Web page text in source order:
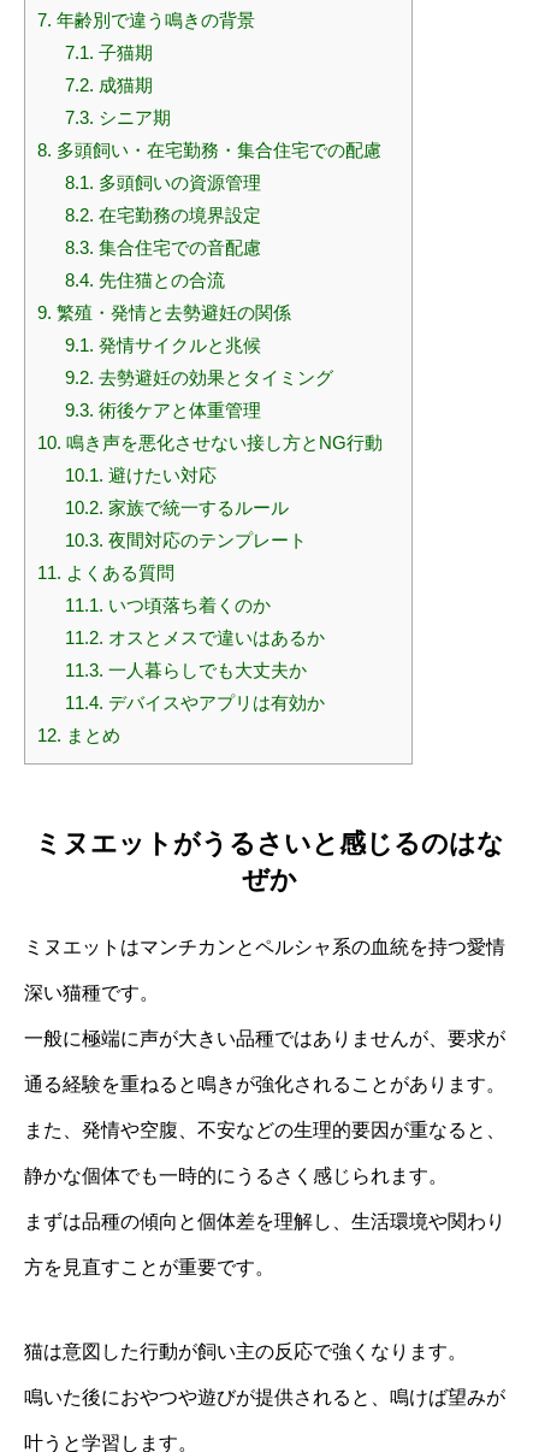
7. 年齢別で違う鳴きの背景
7.1. 子猫期
7.2. 成猫期
7.3. シニア期
8. 多頭飼い・在宅勤務・集合住宅での配慮
8.1. 多頭飼いの資源管理
8.2. 在宅勤務の境界設定
8.3. 集合住宅での音配慮
8.4. 先住猫との合流
9. 繁殖・発情と去勢避妊の関係
9.1. 発情サイクルと兆候
9.2. 去勢避妊の効果とタイミング
9.3. 術後ケアと体重管理
10. 鳴き声を悪化させない接し方とNG行動
10.1. 避けたい対応
10.2. 家族で統一するルール
10.3. 夜間対応のテンプレート
11. よくある質問
11.1. いつ頃落ち着くのか
11.2. オスとメスで違いはあるか
11.3. 一人暮らしでも大丈夫か
11.4. デバイスやアプリは有効か
12. まとめ
ミヌエットがうるさいと感じるのはな
ぜか
ミヌエットはマンチカンとペルシャ系の血統を持つ愛情
深い猫種です。
一般に極端に声が大きい品種ではありませんが、要求が
通る経験を重ねると鳴きが強化されることがあります。
また、発情や空腹、不安などの生理的要因が重なると、
静かな個体でも一時的にうるさく感じられます。
まずは品種の傾向と個体差を理解し、生活環境や関わり
方を見直すことが重要です。
猫は意図した行動が飼い主の反応で強くなります。
鳴いた後におやつや遊びが提供されると、鳴けば望みが
叶うと学習します。